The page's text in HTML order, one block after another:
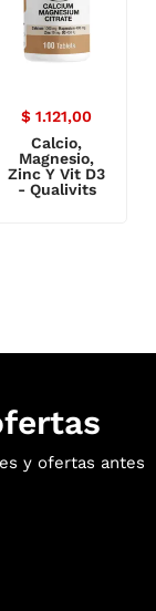
$ 1.121,00
Calcio,
Magnesio,
Zinc Y Vit D3
- Qualivits
y ofertas antes